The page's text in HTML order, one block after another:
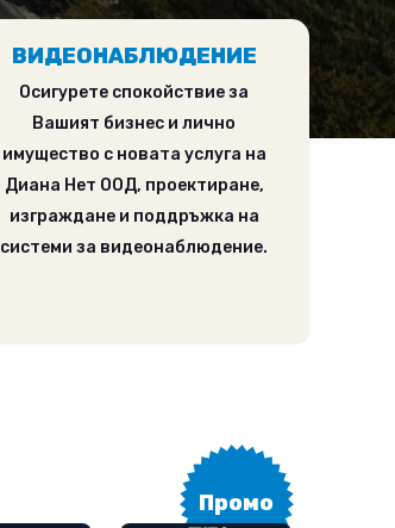
ВИДЕОНАБЛЮДЕНИЕ
Осигурете спокойствие за
Вашият бизнес и лично
имущество с новата услуга на
Диана Нет ООД, проектиране,
изграждане и поддръжка на
системи за видеонаблюдение.
Промо